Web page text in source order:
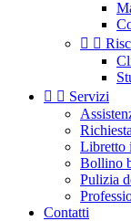
 
  Servizi
Libretto
Bollino
Pulizia
Contatti